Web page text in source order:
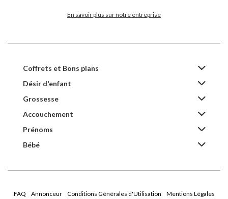
En savoir plus sur notre entreprise
Coffrets et Bons plans
Désir d'enfant
Grossesse
Accouchement
Prénoms
Bébé
FAQ Annonceur Conditions Générales d'Utilisation Mentions Légales